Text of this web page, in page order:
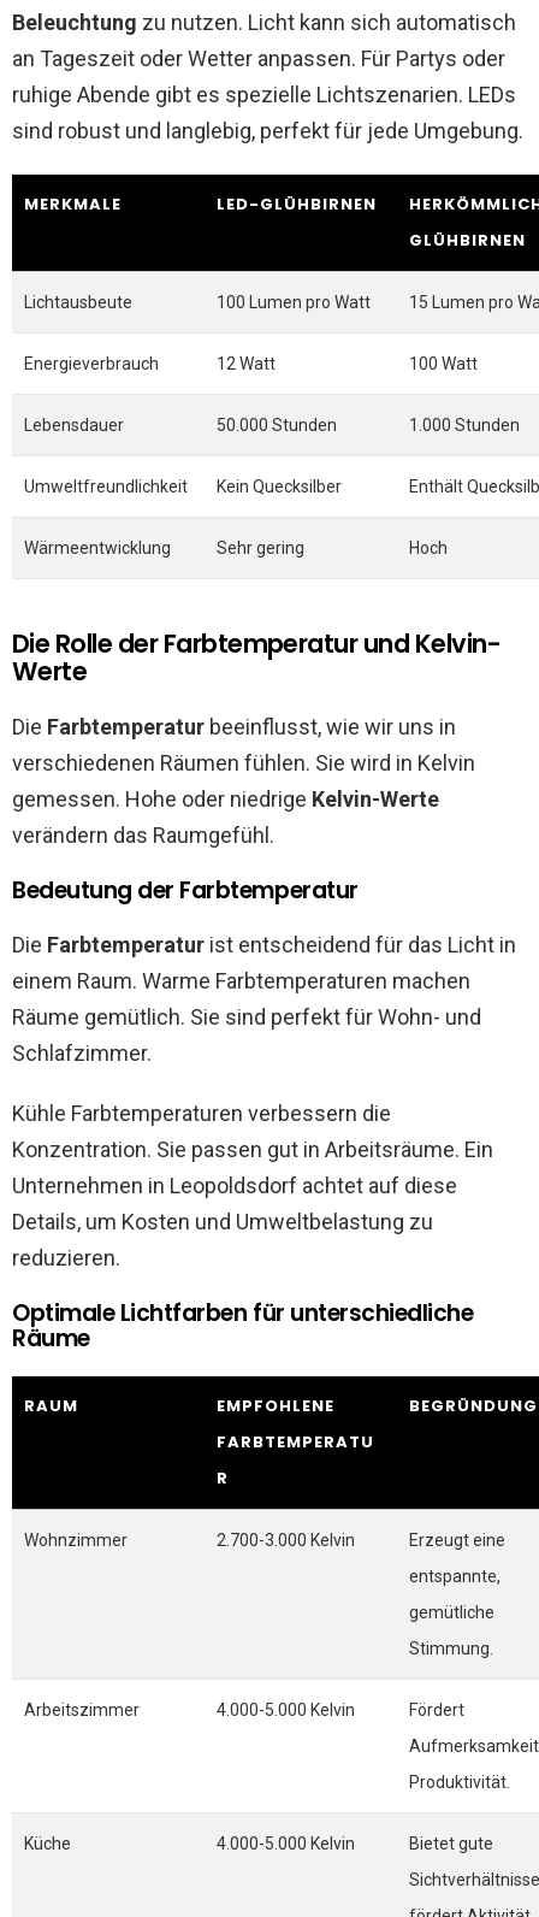
Beleuchtung zu nutzen. Licht kann sich automatisch
an Tageszeit oder Wetter anpassen. Für Partys oder
ruhige Abende gibt es spezielle Lichtszenarien. LEDs
sind robust und langlebig, perfekt für jede Umgebung.
MERKMALE LED-GLÜHBIRNEN
GLÜHBIRNEN
Lichtausbeute 100 Lumen pro Watt 15 Lumen pro
Energieverbrauch 12 Watt 100 Watt
Lebensdauer 50.000 Stunden 1.000 Stunden
Umweltfreundlichkeit Kein Quecksilber Enthält
Wärmeentwicklung Sehr gering Hoch
Die Rolle der Farbtemperatur und Kelvin-
Werte
Die Farbtemperatur beeinflusst, wie wir uns in
verschiedenen Räumen fühlen. Sie wird in Kelvin
gemessen. Hohe oder niedrige Kelvin-Werte
verändern das Raumgefühl.
Bedeutung der Farbtemperatur
Die Farbtemperatur ist entscheidend für das Licht in
einem Raum. Warme Farbtemperaturen machen
Räume gemütlich. Sie sind perfekt für Wohn- und
Schlafzimmer.
Kühle Farbtemperaturen verbessern die
Konzentration. Sie passen gut in Arbeitsräume. Ein
Unternehmen in Leopoldsdorf achtet auf diese
Details, um Kosten und Umweltbelastung zu
reduzieren.
Optimale Lichtfarben für unterschiedliche
Räume
RAUM
EMPFOHLENE
FARBTEMPERATU
R
BEGRÜNDUNG
Wohnzimmer 2.700-3.000 Kelvin
Erzeugt eine
entspannte,
gemütliche
Stimmung.
Arbeitszimmer 4.000-5.000 Kelvin
Fördert
Produktivität.
Küche 4.000-5.000 Kelvin
Bietet gute